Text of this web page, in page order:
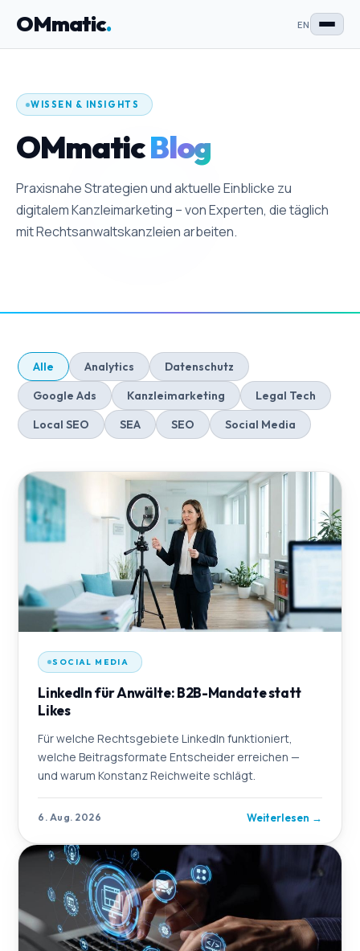
OMmatic. EN
WISSEN & INSIGHTS
OMmaticBlog
Praxisnahe Strategien und aktuelle Einblicke zu
digitalem Kanzleimarketing – von Experten, die täglich
mit Rechtsanwaltskanzleien arbeiten.
Alle Analytics
Datenschutz
Google Ads
Kanzleimarketing
Legal Tech
Local SEO
SEA SEO Social Media
SOCIAL MEDIA
LinkedIn für Anwälte: B2B-Mandate statt
Likes
Für welche Rechtsgebiete LinkedIn funktioniert,
welche Beitragsformate Entscheider erreichen —
und warum Konstanz Reichweite schlägt.
6. Aug. 2026 Weiterlesen →